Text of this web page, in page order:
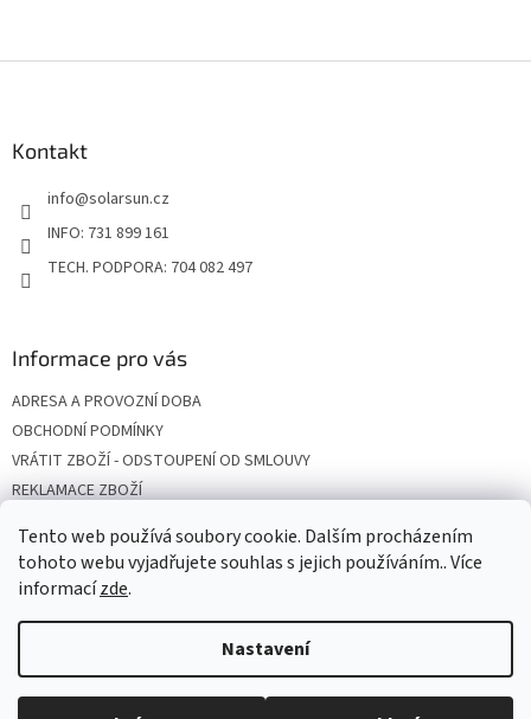
Tento web používá soubory cookie. Dalším procházením
tohoto webu vyjadřujete souhlas s jejich používáním.. Více
informacízde.
Nastavení
Kontakt
info@solarsun.cz
INFO: 731 899 161
TECH. PODPORA: 704 082 497
Informace pro vás
ADRESA A PROVOZNÍ DOBA
OBCHODNÍ PODMÍNKY
VRÁTIT ZBOŽÍ - ODSTOUPENÍ OD SMLOUVY
REKLAMACE ZBOŽÍ
PODMÍNKY OCHRANY OSOBNÍCH ÚDAJŮ
Vytvořil Shoptet